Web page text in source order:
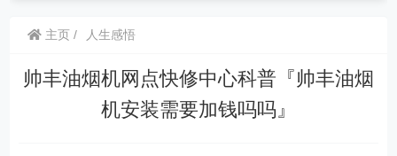
主页 人生感悟
帅丰油烟机网点快修中心科普『帅丰油烟
机安装需要加钱吗吗』